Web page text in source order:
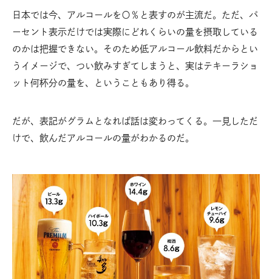
日本では今、アルコールを〇％と表すのが主流だ。ただ、パ
ーセント表示だけでは実際にどれくらいの量を摂取している
のかは把握できない。そのため低アルコール飲料だからとい
うイメージで、つい飲みすぎてしまうと、実はテキーラショ
ット何杯分の量を、ということもあり得る。
だが、表記がグラムとなれば話は変わってくる。一見しただ
けで、飲んだアルコールの量がわかるのだ。